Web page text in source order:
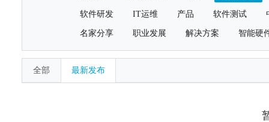
软件研发 IT运维 产品 软件测试
名家分享 职业发展 解决方案 智能硬
全部 最新发布